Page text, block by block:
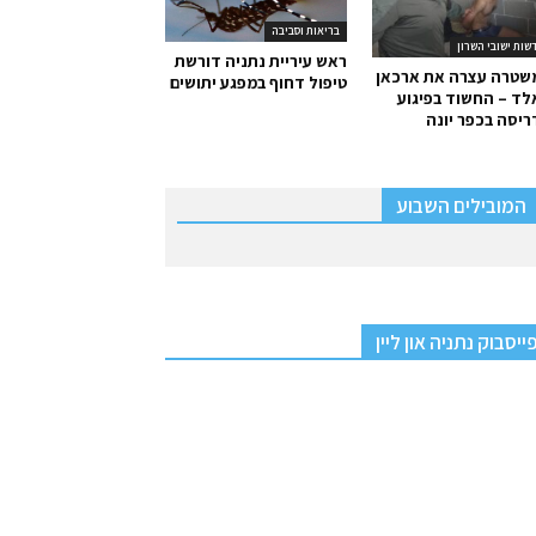
בריאות וסביבה
ראש עיריית נתניה דורשת
טיפול דחוף במפגע יתושים
ישובי השרון
עצרה את ארכאן
– החשוד בפיגוע
בכפר יונה
המובילים השבוע
פייסבוק נתניה און ליין